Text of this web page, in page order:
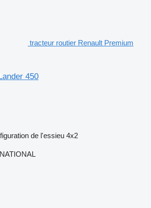
tracteur routier Renault Premium
450
de l'essieu 4x2